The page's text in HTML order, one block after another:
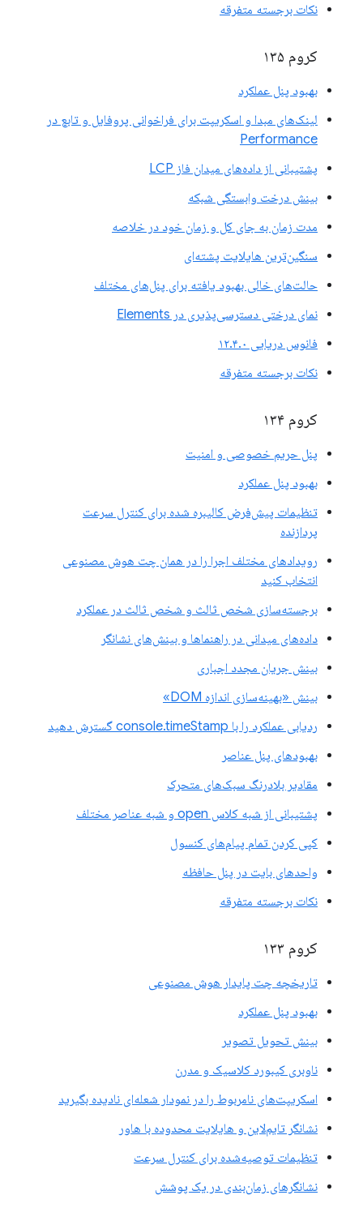
نکات برجسته متفرقه
کروم ۱۳۵
بهبود پنل عملکرد
لینک‌های مبدا و اسکریپت برای فراخوانی پروفایل و تابع در
Performance
پشتیبانی از داده‌های میدان فاز LCP
بینش درخت وابستگی شبکه
مدت زمان به جای کل و زمان خود در خلاصه
سنگین‌ترین هایلایت پشته‌ای
حالت‌های خالی بهبود یافته برای پنل‌های مختلف
نمای درختی دسترسی‌پذیری در Elements
فانوس دریایی ۱۲.۴.۰
نکات برجسته متفرقه
کروم ۱۳۴
پنل حریم خصوصی و امنیت
بهبود پنل عملکرد
تنظیمات پیش‌فرض کالیبره شده برای کنترل سرعت
پردازنده
رویدادهای مختلف اجرا را در همان چت هوش مصنوعی
انتخاب کنید
برجسته‌سازی شخص ثالث و شخص ثالث در عملکرد
داده‌های میدانی در راهنماها و بینش‌های نشانگر
بینش جریان مجدد اجباری
بینش «بهینه‌سازی اندازه DOM»
ردیابی عملکرد را با console.timeStamp گسترش دهید
بهبودهای پنل عناصر
مقادیر بلادرنگ سبک‌های متحرک
پشتیبانی از شبه کلاس open و شبه عناصر مختلف
کپی کردن تمام پیام‌های کنسول
واحدهای بایت در پنل حافظه
نکات برجسته متفرقه
کروم ۱۳۳
تاریخچه چت پایدار هوش مصنوعی
بهبود پنل عملکرد
بینش تحویل تصویر
ناوبری کیبورد کلاسیک و مدرن
اسکریپت‌های نامربوط را در نمودار شعله‌ای نادیده بگیرید
نشانگر تایم‌لاین و هایلایت محدوده با هاور
تنظیمات توصیه‌شده برای کنترل سرعت
نشانگرهای زمان‌بندی در یک پوشش